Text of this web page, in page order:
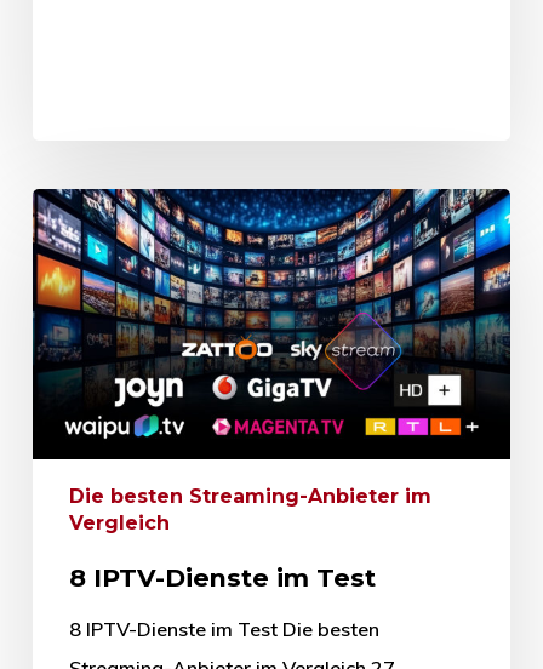
Die besten Streaming-Anbieter im
Vergleich
8 IPTV-Dienste im Test
8 IPTV-Dienste im Test Die besten